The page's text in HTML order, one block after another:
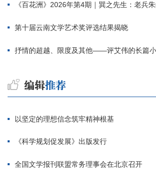
《百花洲》2026年第4期｜巽之先生：老兵
第十届云南文学艺术奖评选结果揭晓
抒情的超越、限度及其他——评艾伟的长篇小
以坚定的理想信念筑牢精神根基
《科学规划促发展》出版发行
全国文学报刊联盟常务理事会在北京召开